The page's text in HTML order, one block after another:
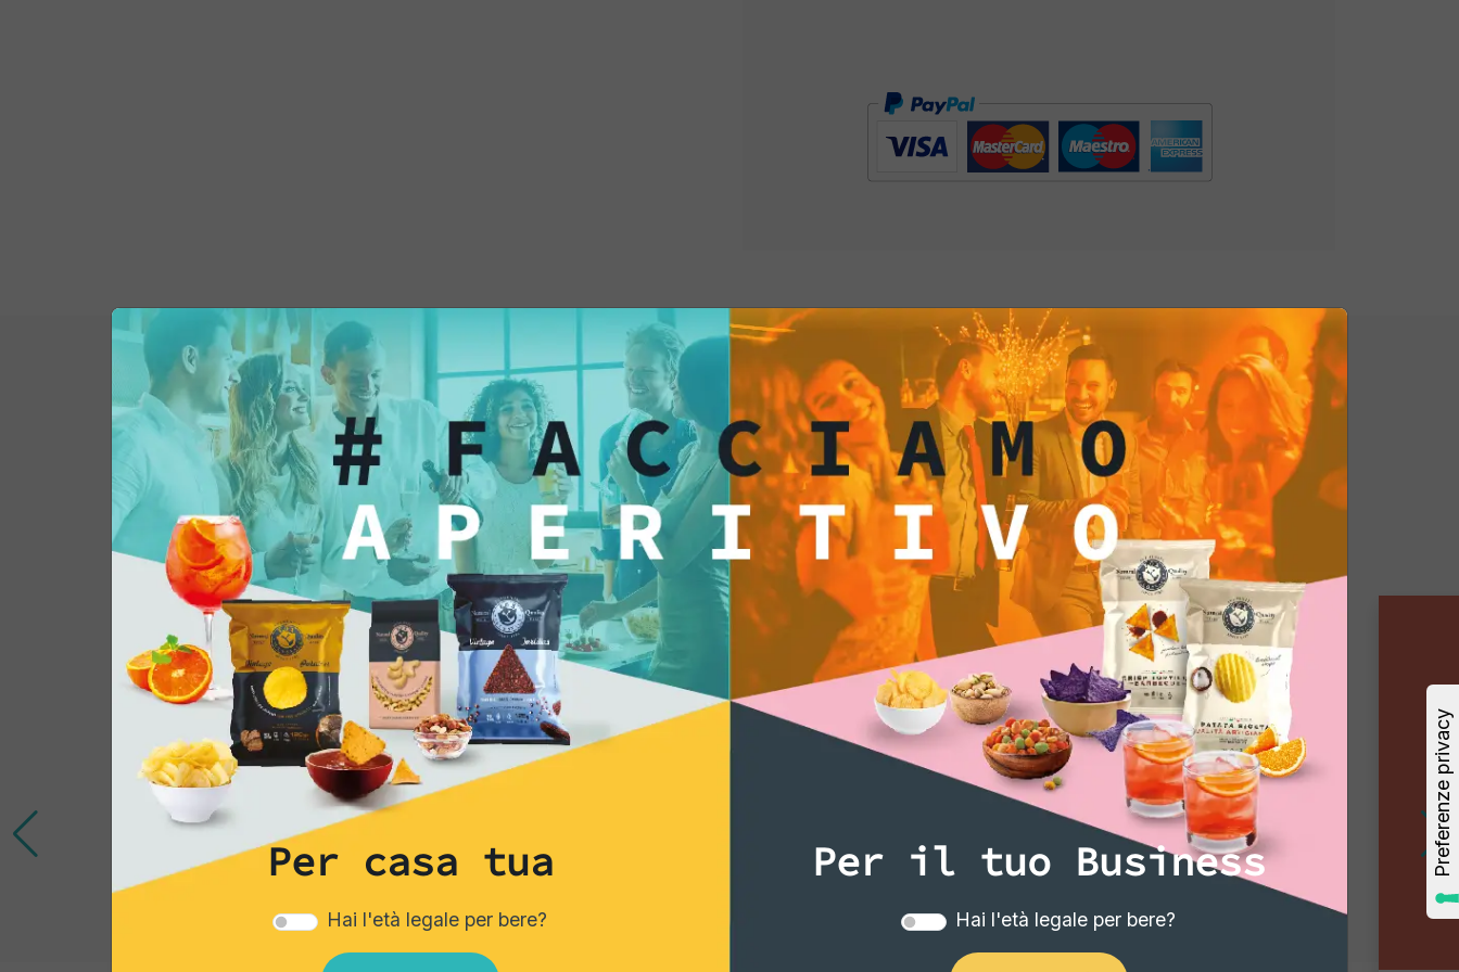
Questi cocktails si sposano alla perfezione con il lusso
delle patatine al tartufo.... Vuoi davvero esagerare?
prova ad abbinare le patatine al tartufo con ostriche
fresche. Il contrasto tra il mare e la terra creerà una
tartufo conferiscono un tocco di classe che rende ogni
occasione ancora più straordinaria. Sono l'emblema
dell'eleganza gastronomica, invitando chi le assapora a
vivere la vita con stile e gusto, assaporale subito!
Potrebbe interessarti anche...
Per casa tua
Hai l'età legale per bere?
Per il tuo Business
Hai l'età legale per bere?